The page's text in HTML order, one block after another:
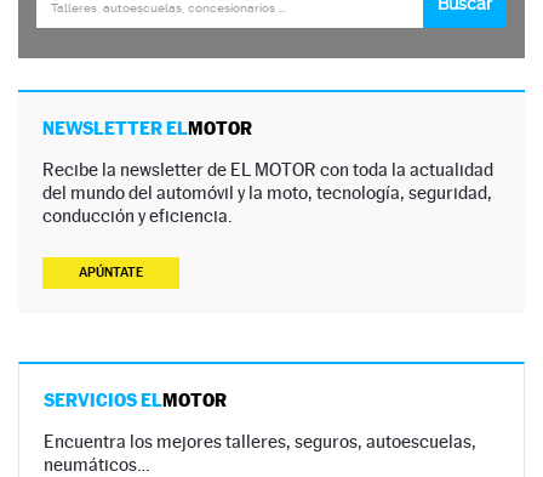
NEWSLETTER ELMOTOR
Recibe la newsletter de EL MOTOR con toda la actualidad
del mundo del automóvil y la moto, tecnología, seguridad,
conducción y eficiencia.
APÚNTATE
SERVICIOS ELMOTOR
Encuentra los mejores talleres, seguros, autoescuelas,
neumáticos…